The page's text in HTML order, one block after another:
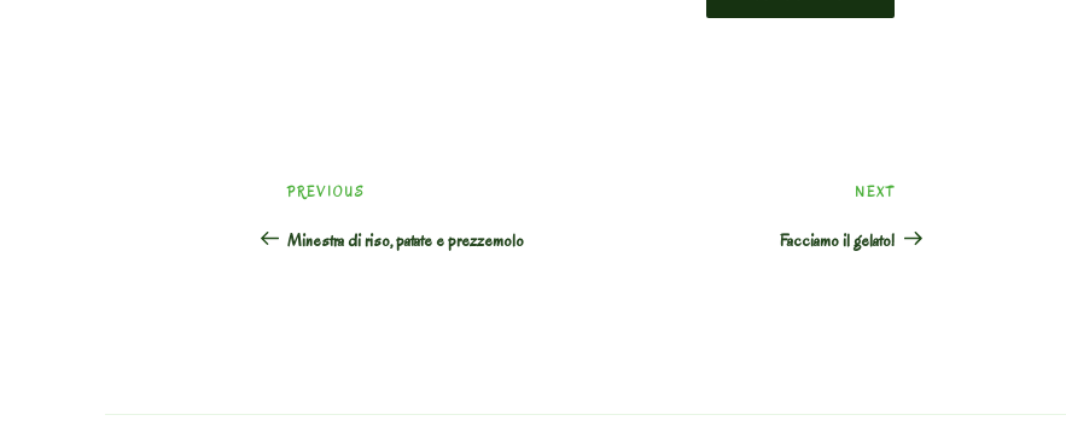
Previous
PREVIOUS
Minestra di riso, patate e prezzemolo
Next
Post
NEXT
Facciamo il gelato!